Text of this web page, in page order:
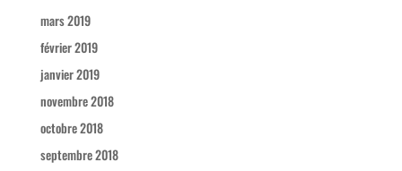
mars 2019
février 2019
janvier 2019
novembre 2018
octobre 2018
septembre 2018